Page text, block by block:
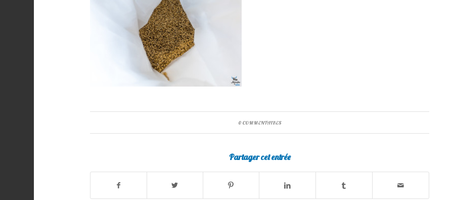
0 COMMENTAIRES
Partager cet entrée